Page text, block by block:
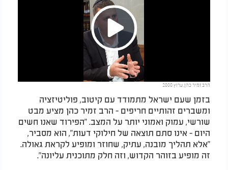
Play
Video
הרב זמיר כהן. ערוץ 2000
בזמן שעם ישראל מתמודד עם קיטוב, פוליטיזציה
ומשברים זהותיים חריפים - הרב זמיר כהן מציע מבט
שורשי, עמוק ואמוני יותר על המצב. "הפירוד שאנו חשים
היום - אינו סתם תוצאה של חילוקי דעות", הוא מסביר,
"אלא תהליך מובנה, עתיק, שחוזר ומופיע לקראת גאולה.
זה מופיע בזוהר הקדוש, וזה חלק מתוכנית עליונה".